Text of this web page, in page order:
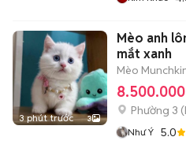
3 phút trước 3
Mèo anh
mắt xanh
Mèo
Phường 3 (
Như Ý 5.0